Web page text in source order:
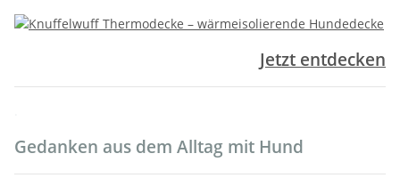
Jetzt entdecken
Gedanken aus dem Alltag mit Hund